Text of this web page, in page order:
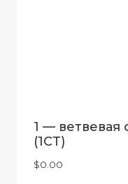
1 — ветвевая
(1СТ)
$0.00